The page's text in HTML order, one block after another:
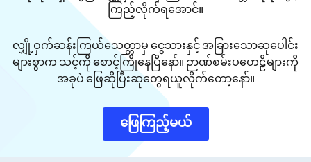
ကြည့်လိုက်ရအောင်။
လျှို့ဝှက်ဆန်းကြယ်သေတ္တာမှ ငွေသားနှင့် အခြားသောဆုပေါင်း
များစွာက သင့်ကို စောင့်ကြိုနေပြီနော်။ ဉာဏ်စမ်းပဟေဠိများကို
အခုပဲ ဖြေဆိုပြီးဆုတွေရယူလိုက်တော့နော်။
ဖြေကြည့်မယ်